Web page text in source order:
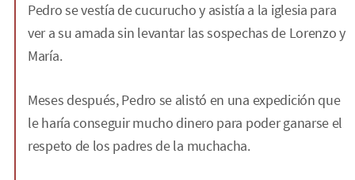
Pedro se vestía de cucurucho y asistía a la iglesia para
ver a su amada sin levantar las sospechas de Lorenzo y
María.
Meses después, Pedro se alistó en una expedición que
le haría conseguir mucho dinero para poder ganarse el
respeto de los padres de la muchacha.